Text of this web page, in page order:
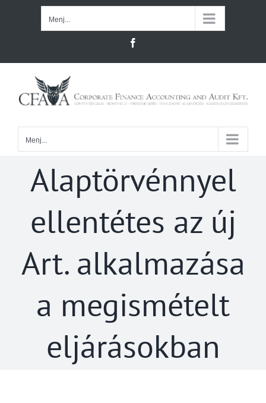
Menj...
Menj...
Alaptörvénnyel
ellentétes az új
Art. alkalmazása
a megismételt
eljárásokban